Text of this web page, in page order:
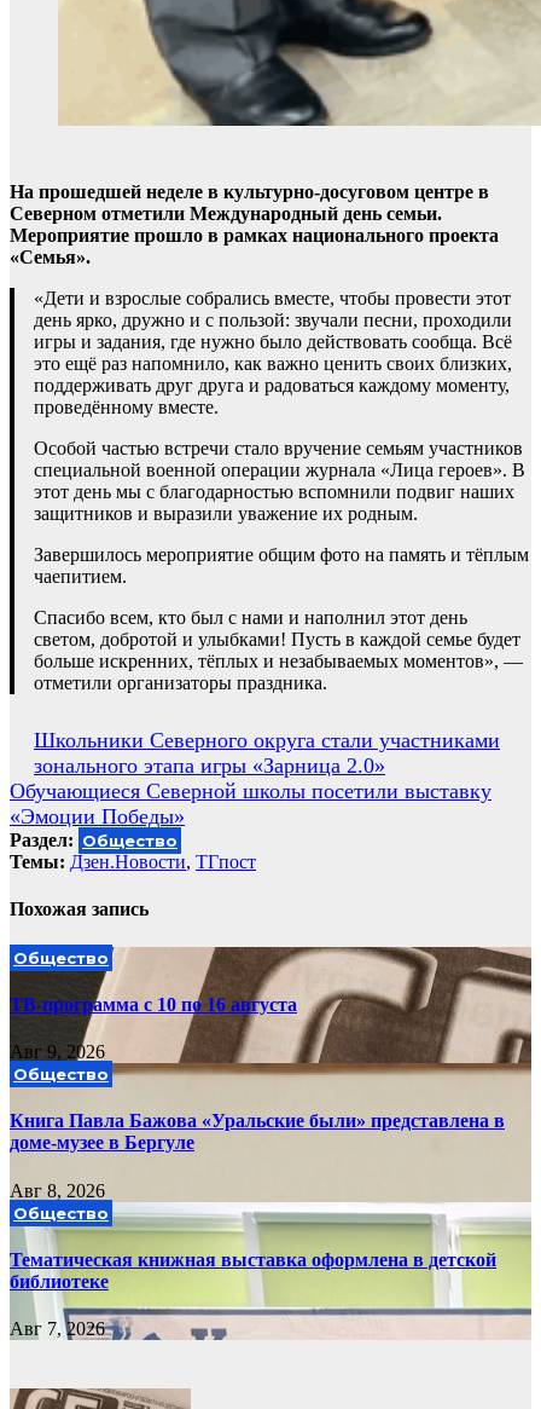
На прошедшей неделе в культурно-досуговом центре в
Северном отметили Международный день семьи.
Мероприятие прошло в рамках национального проекта
«Семья».
«Дети и взрослые собрались вместе, чтобы провести этот
день ярко, дружно и с пользой: звучали песни, проходили
игры и задания, где нужно было действовать сообща. Всё
это ещё раз напомнило, как важно ценить своих близких,
поддерживать друг друга и радоваться каждому моменту,
проведённому вместе.
Особой частью встречи стало вручение семьям участников
специальной военной операции журнала «Лица героев». В
этот день мы с благодарностью вспомнили подвиг наших
защитников и выразили уважение их родным.
Завершилось мероприятие общим фото на память и тёплым
чаепитием.
Спасибо всем, кто был с нами и наполнил этот день
светом, добротой и улыбками! Пусть в каждой семье будет
больше искренних, тёплых и незабываемых моментов», —
отметили организаторы праздника.
Навигация
по
записям
Школьники Северного округа стали участниками
зонального этапа игры «Зарница 2.0»
Обучающиеся Северной школы посетили выставку
«Эмоции Победы»
Раздел: Общество
Темы: Дзен.Новости, ТГпост
Похожая запись
Общество
ТВ-программа с 10 по 16 августа
Авг 9, 2026
Общество
Книга Павла Бажова «Уральские были» представлена в
доме-музее в Бергуле
Авг 8, 2026
Общество
Тематическая книжная выставка оформлена в детской
библиотеке
Авг 7, 2026